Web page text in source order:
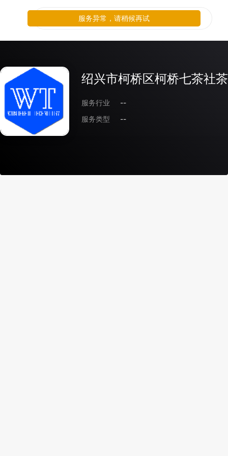
绍兴市柯桥区柯桥七茶社
服务行业
--
服务类型
--
服务异常，请稍候再试